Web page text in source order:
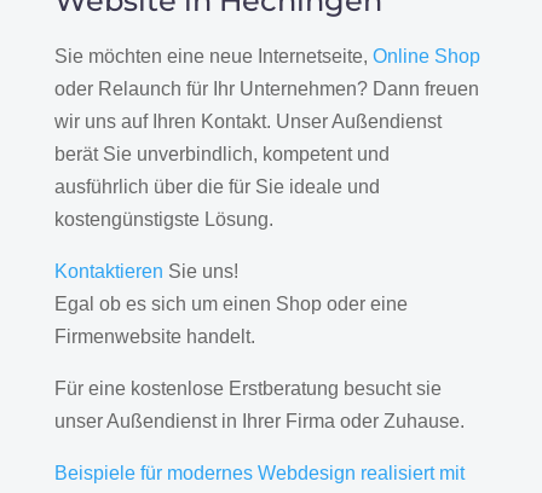
Sie möchten eine neue Internetseite, Online Shop
oder Relaunch für Ihr Unternehmen? Dann freuen
wir uns auf Ihren Kontakt. Unser Außendienst
berät Sie unverbindlich, kompetent und
ausführlich über die für Sie ideale und
kostengünstigste Lösung.
Kontaktieren Sie uns!
Egal ob es sich um einen Shop oder eine
Firmenwebsite handelt.
Für eine kostenlose Erstberatung besucht sie
unser Außendienst in Ihrer Firma oder Zuhause.
Beispiele für modernes Webdesign realisiert mit